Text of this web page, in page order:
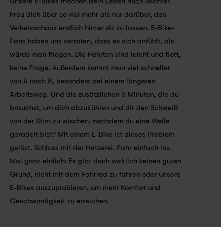
Freu dich über so viel mehr als nur darüber, das
Verkehrschaos endlich hinter dir zu lassen. E-Bike-
Fans haben uns verraten, dass es sich anfühlt, als
würde man fliegen. Die Fahrten sind leicht und flott,
keine Frage. Außerdem kommt man viel schneller
von A nach B, besonders bei einem längeren
Arbeitsweg. Und die zusätzlichen 5 Minuten, die du
brauchst, um dich abzukühlen und dir den Schweiß
von der Stirn zu wischen, nachdem du eine Weile
geradelt bist? Mit einem E-Bike ist dieses Problem
gelöst. Schluss mit der Hetzerei. Fahr einfach los.
Mal ganz ehrlich: Es gibt doch wirklich keinen guten
Grund, nicht mit dem Fahrrad zu fahren oder unsere
E-Bikes auszuprobieren, um mehr Komfort und
Geschwindigkeit zu erreichen.